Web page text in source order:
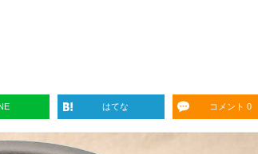
はてな コメント 0